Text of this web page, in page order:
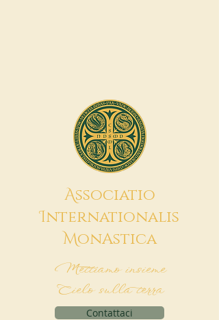
Associatio
Internationalis
MonAstica
Mettiamo insieme
Cielo sulla terra
Contattaci